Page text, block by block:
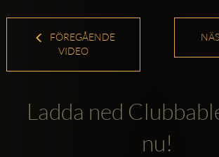
FÖREGÅENDE
VIDEO
Ladda ned
nu!